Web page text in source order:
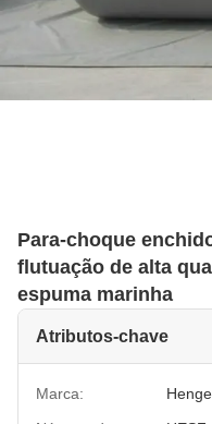
Para-choque
flutuação de alta
espuma marinha
Atributos-chave
Marca: